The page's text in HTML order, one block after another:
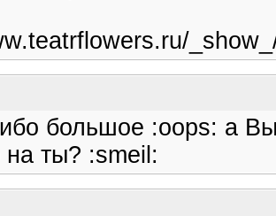
большое :oops: а
ты? :smeil: